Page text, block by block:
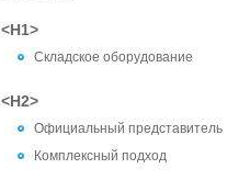
<H1>
Складское оборудование
<H2>
Официальный представитель
Комплексный подход